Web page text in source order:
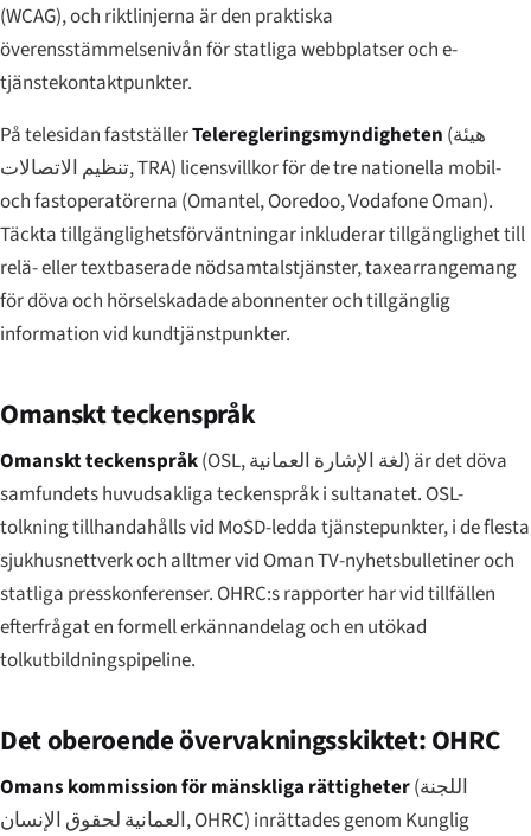
(WCAG), och riktlinjerna är den praktiska
överensstämmelsenivån för statliga webbplatser och e-
tjänstekontaktpunkter.
På telesidan fastställerTeleregleringsmyndigheten (هيئة
تنظيم الاتصالات, TRA) licensvillkor för de tre nationella mobil-
och fastoperatörerna (Omantel, Ooredoo, Vodafone Oman).
Täckta tillgänglighetsförväntningar inkluderar tillgänglighet till
relä- eller textbaserade nödsamtalstjänster, taxearrangemang
för döva och hörselskadade abonnenter och tillgänglig
information vid kundtjänstpunkter.
Omanskt teckenspråk
Omanskt teckenspråk(OSL,لغة الإشارة العمانية) är det döva
samfundets huvudsakliga teckenspråk i sultanatet. OSL-
tolkning tillhandahålls vid MoSD-ledda tjänstepunkter, i de flesta
sjukhusnettverk och alltmer vid Oman TV-nyhetsbulletiner och
statliga presskonferenser. OHRC:s rapporter har vid tillfällen
efterfrågat en formell erkännandelag och en utökad
tolkutbildningspipeline.
Det oberoende övervakningsskiktet: OHRC
Omans kommission för mänskliga rättigheter(اللجنة
العمانية لحقوق الإنسان, OHRC) inrättades genom Kunglig